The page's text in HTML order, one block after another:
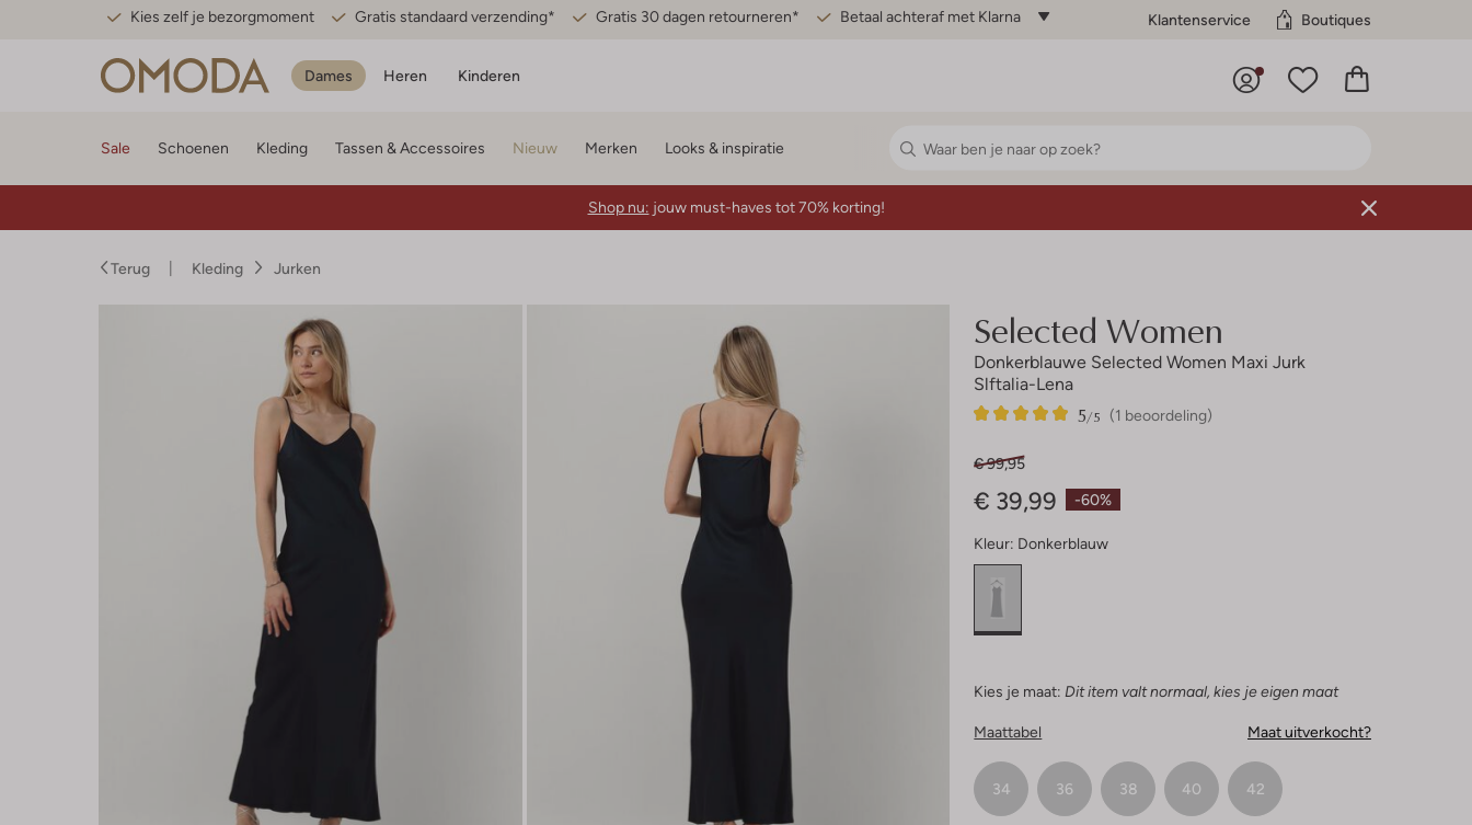
Kies zelf je bezorgmoment Gratis standaard verzending* Gratis 30 dagen retourneren* Betaal achteraf met Klarna Klantenservice Boutiques
Dames Heren Kinderen
Sale Schoenen Kleding Tassen & Accessoires Nieuw Merken Looks & inspiratie
Shop nu: jouw must-haves tot 70% korting!
Terug Kleding Jurken
Selected Women
Donkerblauwe Selected Women Maxi Jurk
Slftalia-Lena
(1 beoordeling)
5/5
1
5
-60%
€ 99,95
€ 39,99
Kleur: Donkerblauw
Kies je maat: Dit item valt normaal, kies je eigen maat
Maattabel Maat uitverkocht?
34 36 38 40 42